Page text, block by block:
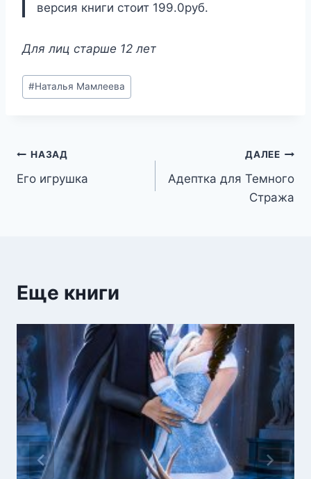
версия книги стоит 199.0руб.
Для лиц старше 12 лет
Метки
записи:
#Наталья Мамлеева
Навигация
по
НАЗАД
Его игрушка
ДАЛЕЕ
Адептка для Темного
Стража
Еще книги